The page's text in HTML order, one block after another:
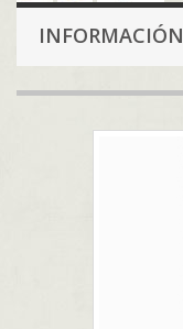
INFORMACIÓN